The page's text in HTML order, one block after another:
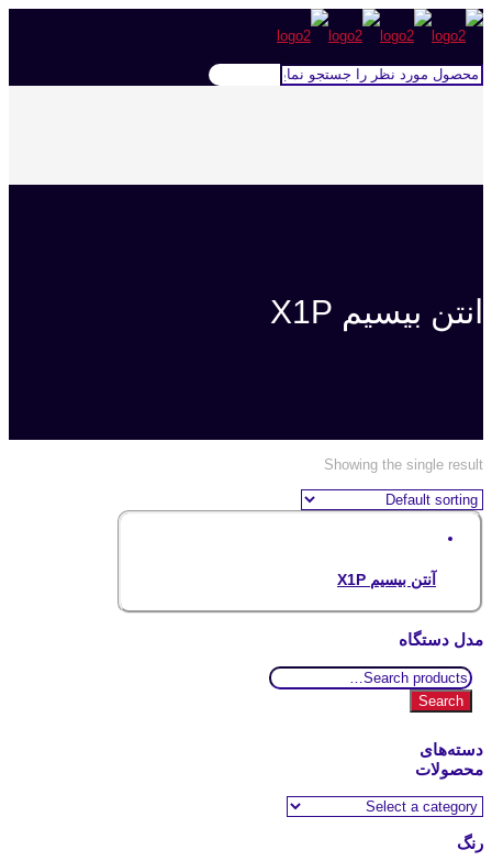
انتن بیسیم X1P
Showing the single result
آنتن بیسیم X1P
مدل دستگاه
Search
for:
Search
دسته‌های
محصولات
رنگ